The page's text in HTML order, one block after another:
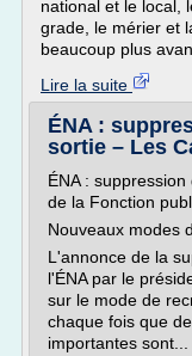
national et le local,
grade, le mérier et
beaucoup plus
Lire la suite
ÉNA :
sortie – Les
ÉNA :
de la Fonction
Nouveaux modes
L'annonce de la
l'ÉNA par le
sur le mode de
chaque fois que
importantes sont...